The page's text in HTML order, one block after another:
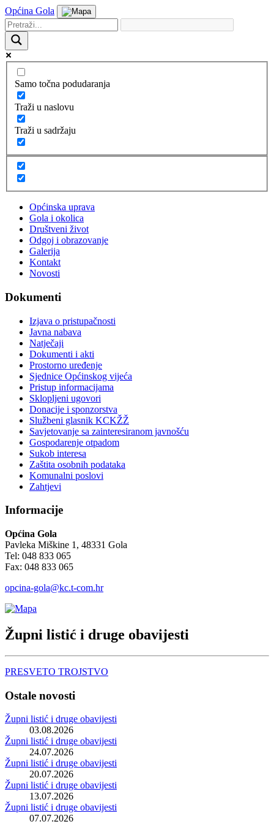
Općina Gola
Samo točna podudaranja
Traži u naslovu
Traži u sadržaju
Općinska uprava
Gola i okolica
Društveni život
Odgoj i obrazovanje
Galerija
Kontakt
Novosti
Dokumenti
Izjava o pristupačnosti
Javna nabava
Natječaji
Dokumenti i akti
Prostorno uređenje
Sjednice Općinskog vijeća
Pristup informacijama
Sklopljeni ugovori
Donacije i sponzorstva
Službeni glasnik KCKŽŽ
Savjetovanje sa zainteresiranom javnošću
Gospodarenje otpadom
Sukob interesa
Zaštita osobnih podataka
Komunalni poslovi
Zahtjevi
Informacije
Općina Gola
Pavleka Miškine 1, 48331 Gola
Tel: 048 833 065
Fax: 048 833 065
opcina-gola@kc.t-com.hr
Župni listić i druge obavijesti
PRESVETO TROJSTVO
Ostale novosti
Župni listić i druge obavijesti
03.08.2026
Župni listić i druge obavijesti
24.07.2026
Župni listić i druge obavijesti
20.07.2026
Župni listić i druge obavijesti
13.07.2026
Župni listić i druge obavijesti
07.07.2026